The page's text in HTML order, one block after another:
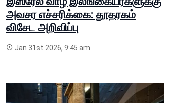
அவசர எச்சரிக்கை: தூதரகம்
விசேட அறிவிப்பு
Jan 31st 2026, 9:45 am